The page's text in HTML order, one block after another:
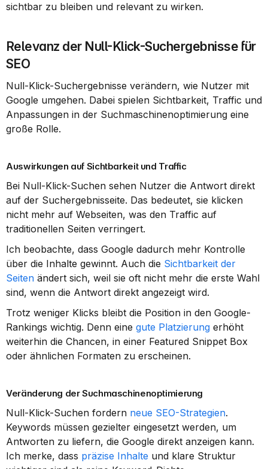
sichtbar zu bleiben und relevant zu wirken.
Relevanz der Null-Klick-Suchergebnisse für
SEO
Null-Klick-Suchergebnisse verändern, wie Nutzer mit
Google umgehen. Dabei spielen Sichtbarkeit, Traffic und
Anpassungen in der Suchmaschinenoptimierung eine
große Rolle.
Auswirkungen auf Sichtbarkeit und Traffic
Bei Null-Klick-Suchen sehen Nutzer die Antwort direkt
auf der Suchergebnisseite. Das bedeutet, sie klicken
nicht mehr auf Webseiten, was den Traffic auf
traditionellen Seiten verringert.
Ich beobachte, dass Google dadurch mehr Kontrolle
über die Inhalte gewinnt. Auch die Sichtbarkeit der
Seiten ändert sich, weil sie oft nicht mehr die erste Wahl
sind, wenn die Antwort direkt angezeigt wird.
Trotz weniger Klicks bleibt die Position in den Google-
Rankings wichtig. Denn eine gute Platzierung erhöht
weiterhin die Chancen, in einer Featured Snippet Box
oder ähnlichen Formaten zu erscheinen.
Veränderung der Suchmaschinenoptimierung
Null-Klick-Suchen fordern neue SEO-Strategien.
Keywords müssen gezielter eingesetzt werden, um
Antworten zu liefern, die Google direkt anzeigen kann.
Ich merke, dass präzise Inhalte und klare Struktur